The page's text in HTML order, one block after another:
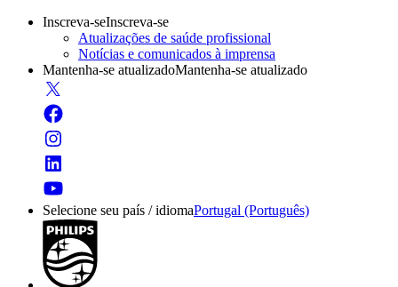
Inscreva-seInscreva-se
Atualizações de saúde profissional
Notícias e comunicados à imprensa
Mantenha-se atualizadoMantenha-se atualizado
Selecione seu país / idiomaPortugal (Português)